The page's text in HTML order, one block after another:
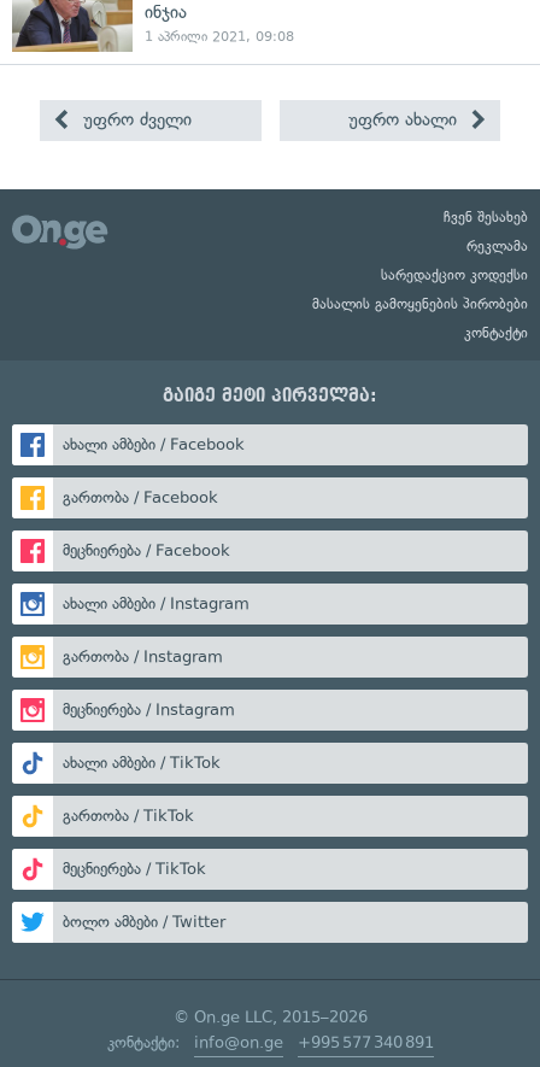
ინჯია
1 აპრილი 2021, 09:08
უფრო ძველი უფრო ახალი
ჩვენ შესახებ
რეკლამა
სარედაქციო კოდექსი
მასალის გამოყენების პირობები
კონტაქტი
გაიგე მეტი პირველმა:
ახალი ამბები / Facebook
გართობა / Facebook
მეცნიერება / Facebook
ახალი ამბები / Instagram
გართობა / Instagram
მეცნიერება / Instagram
ახალი ამბები / TikTok
გართობა / TikTok
მეცნიერება / TikTok
ბოლო ამბები / Twitter
© On.ge LLC, 2015–2026
კონტაქტი: info@on.ge +995 577 340 891